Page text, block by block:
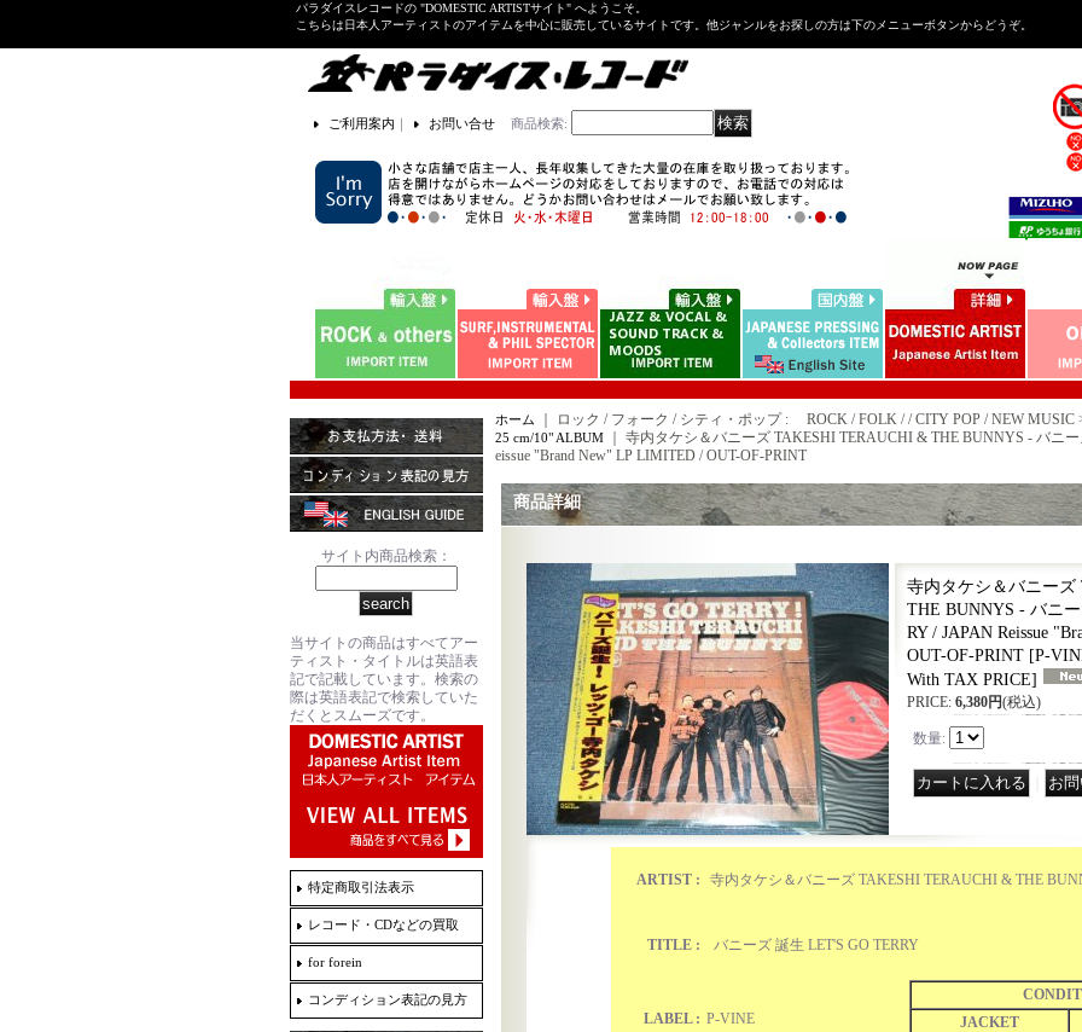
パラダイスレコードの "DOMESTIC ARTISTサイト" へようこそ。
こちらは日本人アーティストのアイテムを中心に販売しているサイトです。他ジャンルをお探しの方は下のメニューボタンからどうぞ。
ご利用案内 ｜ お問い合せ 商品検索:
サイト内商品検索：
当サイトの商品はすべてアー
ティスト・タイトルは英語表
記で記載しています。検索の
際は英語表記で検索していた
だくとスムーズです。
特定商取引法表示
レコード・CDなどの買取
for forein
コンディション表記の見方
ホーム ｜ ロック / フォーク / シティ・ポップ : ROCK / FOLK / / CITY POP / NEW MUSIC
25 cm/10" ALBUM｜ 寺内タケシ＆バニーズ TAKESHI TERAUCHI & THE BUNNYS - バニー
eissue "Brand New" LP LIMITED / OUT-OF-PRINT
商品詳細
寺内タケシ＆バニー
THE BUNNYS - バニ
RY / JAPAN Reissue
OUT-OF-PRINT [P-
With TAX PRICE]
PRICE: 6,380円(税込)
数量:
ARTIST : 寺内タケシ＆バニーズ TAKESHI TERAUCHI & THE
TITLE : バニーズ 誕生 LET'S GO TERRY
LABEL : P-VINE
JACKET